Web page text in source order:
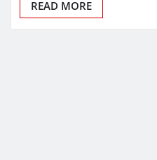
READ MORE